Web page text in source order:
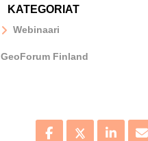
KATEGORIAT
Webinaari
GeoForum Finland